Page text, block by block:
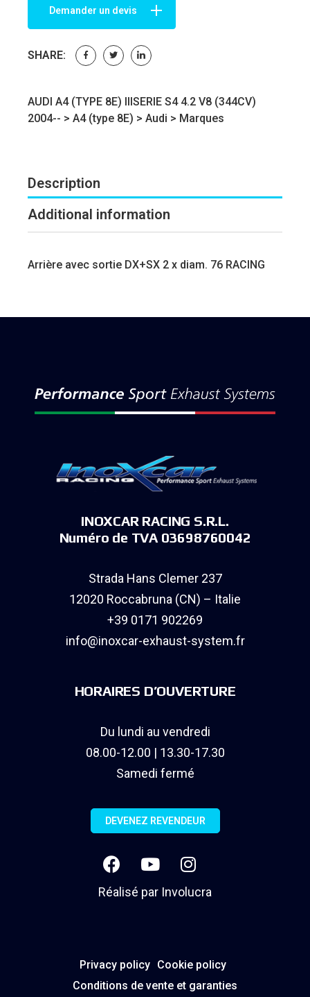
Demander un devis
SHARE:
AUDI A4 (TYPE 8E) IIISERIE S4 4.2 V8 (344CV)
2004-- > A4 (type 8E) > Audi > Marques
Description
Additional information
Arrière avec sortie DX+SX 2 x diam. 76 RACING
INOXCAR RACING S.R.L.
Numéro de TVA 03698760042
Strada Hans Clemer 237
12020 Roccabruna (CN) – Italie
+39 0171 902269
info@inoxcar-exhaust-system.fr
HORAIRES D’OUVERTURE
Du lundi au vendredi
08.00-12.00 | 13.30-17.30
Samedi fermé
DEVENEZ REVENDEUR
Réalisé par Involucra
Privacy policy Cookie policy
Conditions de vente et garanties